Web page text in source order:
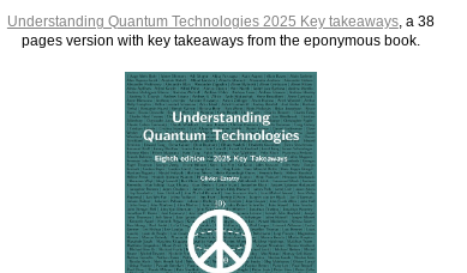
Understanding Quantum Technologies 2025 Key takeaways, a 38
pages version with key takeaways from the eponymous book.